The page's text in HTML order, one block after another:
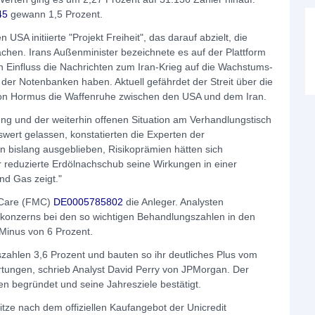
gewann 1,5 Prozent.
USA initiierte "Projekt Freiheit", das darauf abzielt, die
Irans Außenminister bezeichnete es auf der Plattform
die Nachrichten zum Iran-Krieg auf die Wachstums-
Notenbanken haben. Aktuell gefährdet der Streit über die
die Waffenruhe zwischen den USA und dem Iran.
und der weiterhin offenen Situation am Verhandlungstisch
gelassen, konstatierten die Experten der
bislang ausgeblieben, Risikoprämien hätten sich
Erdölnachschub seine Wirkungen in einer
Gas zeigt."
(FMC) DE0005785802 die Anleger. Analysten
bei den so wichtigen Behandlungszahlen in den
von 6 Prozent.
3,6 Prozent und bauten so ihr deutliches Plus vom
schrieb Analyst David Perry von JPMorgan. Der
begründet und seine Jahresziele bestätigt.
nach dem offiziellen Kaufangebot der Unicredit